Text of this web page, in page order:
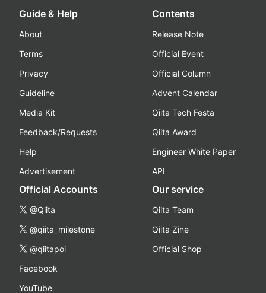
Guide & Help
About
Terms
Privacy
Guideline
Media Kit
Feedback/Requests
Help
Advertisement
Contents
Release Note
Official Event
Official Column
Advent Calendar
Qiita Tech Festa
Qiita Award
Engineer White Paper
API
Official Accounts
@Qiita
@qiita_milestone
@qiitapoi
Facebook
YouTube
Our service
Qiita Team
Qiita Zine
Official Shop